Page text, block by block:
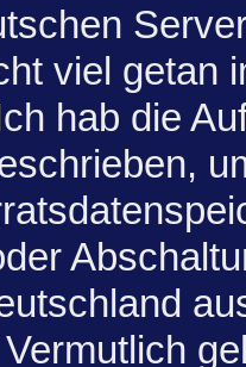
viel getan
hab die